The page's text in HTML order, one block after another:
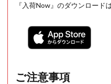
『入荷Now』のダウンロード
ご注意事項